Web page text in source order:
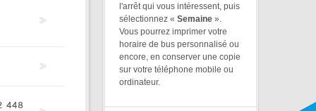
448
l'arrêt qui vous intéressent, puis
sélectionnez « Semaine ».
Vous pourrez imprimer votre
horaire de bus personnalisé ou
encore, en conserver une copie
sur votre téléphone mobile ou
ordinateur.